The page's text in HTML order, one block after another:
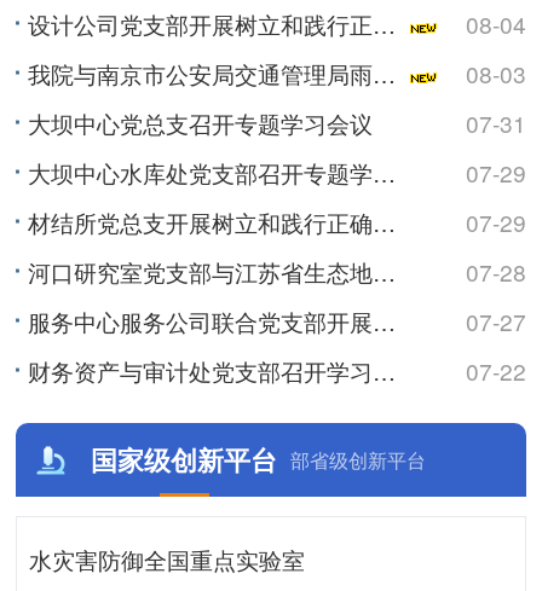
设计公司党支部开展树立和践行正确政绩观学习教育专题党课
08-04
我院与南京市公安局交通管理局雨花台区大队开展警民共建活动
08-03
大坝中心党总支召开专题学习会议
07-31
大坝中心水库处党支部召开专题学习会
07-29
材结所党总支开展树立和践行正确政绩观学习教育专题党课
07-29
河口研究室党支部与江苏省生态地质调查大队水工环地质调查中心党支部联合开展主题党日活动
07-28
服务中心服务公司联合党支部开展树立和践行正确政绩观学习教育专题党课
07-27
财务资产与审计处党支部召开学习会暨专题党课
07-22
国家级创新平台 部省级创新平台
水灾害防御全国重点实验室